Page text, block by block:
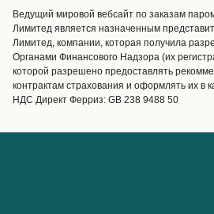
Обслуживание клиентов
Операторы
Маршруты и порты
Special Offers
Предлагает
Паромные билеты
Ведущий мировой вебсайт по заказам
Лимитед является назначенным
Лимитед, компании, которая получила
Органами Финансового Надзора (их
которой разрешено предоставлять
контрактам страхования и оформлять их в
НДС Директ Ферриз: GB 238 9488 50